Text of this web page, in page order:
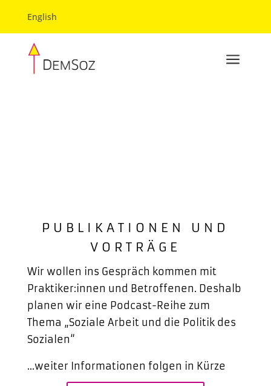
English
a
PUBLIKATIONEN UND
VORTRÄGE
Wir wollen ins Gespräch kommen mit
Praktiker:innen und Betroffenen. Deshalb
planen wir eine Podcast-Reihe zum
Thema „Soziale Arbeit und die Politik des
Sozialen“
…weiter Informationen folgen in Kürze